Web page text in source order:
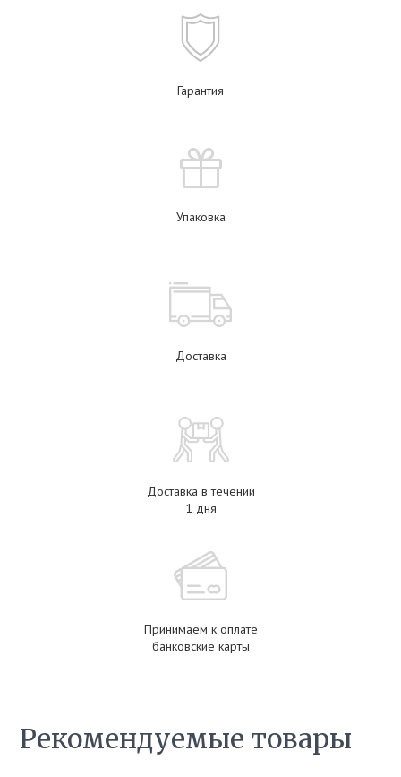
Гарантия
Упаковка
Доставка
Доставка в течении
1 дня
Принимаем к оплате
банковские карты
Рекомендуемые товары